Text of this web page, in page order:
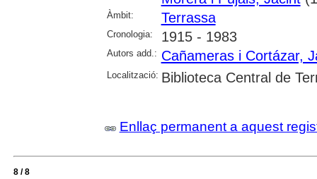
Àmbit: Terrassa
Cronologia: 1915 - 1983
Autors add.: Cañameras i Cortázar,
Localització: Biblioteca Central de
Enllaç permanent a aquest
8 / 8